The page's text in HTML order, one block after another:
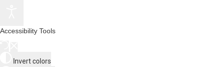
Accessibility Tools
Invert colors